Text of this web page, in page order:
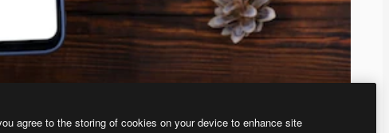
agree to the storing of cookies on your device to enhance site